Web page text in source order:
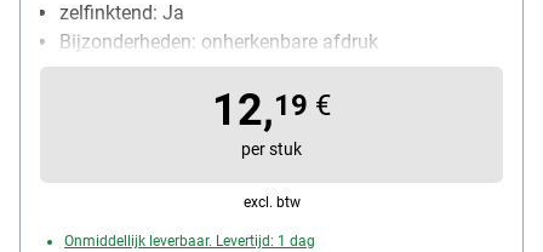
zelfinktend: Ja
Bijzonderheden: onherkenbare afdruk
12,19 €
per stuk
excl. btw
Onmiddellijk leverbaar. Levertijd: 1 dag